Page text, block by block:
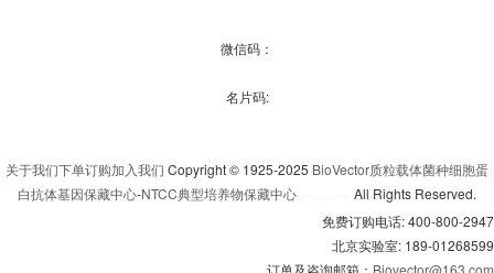
微信码：
名片码:
关于我们下单订购加入我们 Copyright © 1925-2025 BioVector质粒载体菌种细胞蛋
白抗体基因保藏中心-NTCC典型培养物保藏中心
All Rights Reserved.
免费订购电话: 400-800-2947
北京实验室: 189-01268599